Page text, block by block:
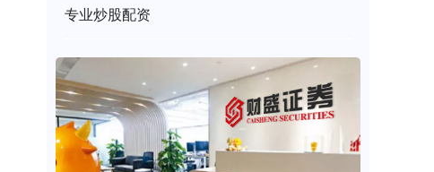
专业炒股配资